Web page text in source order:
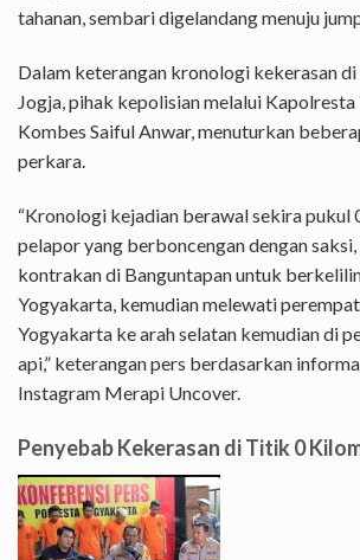
tahanan, sembari digelandang menuju
Dalam keterangan kronologi kekerasan
Jogja, pihak kepolisian melalui Kapolresta
Kombes Saiful Anwar, menuturkan
perkara.
“Kronologi kejadian berawal sekira pukul
pelapor yang berboncengan dengan
kontrakan di Banguntapan untuk
Yogyakarta, kemudian melewati
Yogyakarta ke arah selatan kemudian di
api,” keterangan pers berdasarkan
Instagram Merapi Uncover.
Penyebab Kekerasan di Titik 0